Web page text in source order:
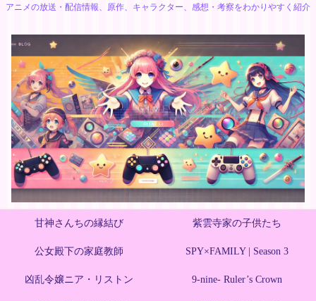
アニメの放送・配信情報、原作、キャラクター、感想・考察をわかりやすく紹介
甘神さんちの縁結び 紫雲寺家の子供たち
公女殿下の家庭教師 SPY×FAMILY | Season 3
凶乱令嬢ニア・リストン 9-nine- Ruler’s Crown